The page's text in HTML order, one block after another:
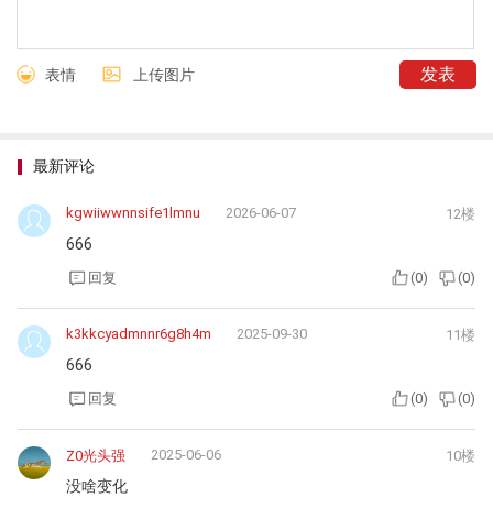
表情 上传图片
最新评论
kgwiiwwnnsife1lmnu 2026-06-07 12楼
666
回复 (0) (0)
k3kkcyadmnnr6g8h4m 2025-09-30 11楼
666
回复 (0) (0)
Z0光头强 2025-06-06 10楼
没啥变化